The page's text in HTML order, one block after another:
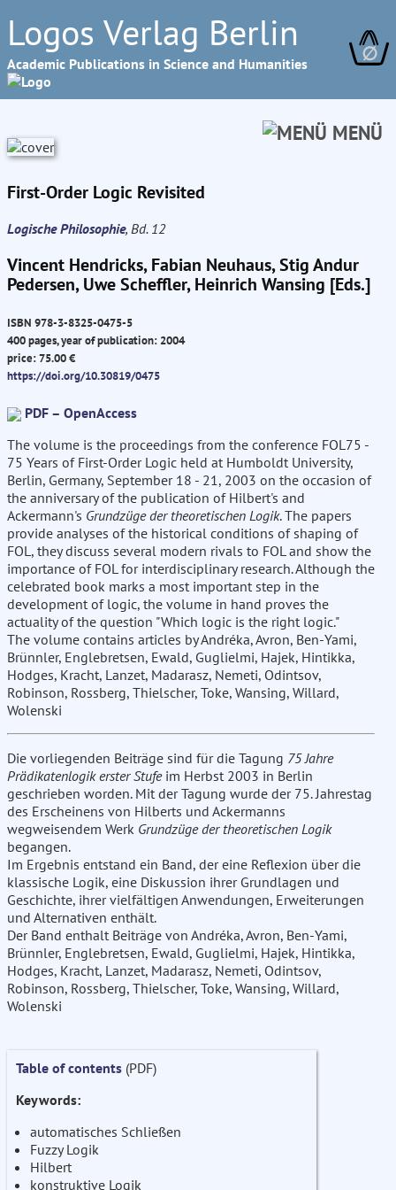
Logos Verlag Berlin
Academic Publications in Science and Humanities ∅
MENÜ
First-Order Logic Revisited
Logische Philosophie, Bd. 12
Vincent Hendricks, Fabian Neuhaus, Stig Andur
Pedersen, Uwe Scheffler, Heinrich Wansing [Eds.]
ISBN 978-3-8325-0475-5
400 pages, year of publication: 2004
price: 75.00 €
https://doi.org/10.30819/0475
PDF – OpenAccess
The volume is the proceedings from the conference FOL75 -
75 Years of First-Order Logic held at Humboldt University,
Berlin, Germany, September 18 - 21, 2003 on the occasion of
the anniversary of the publication of Hilbert's and
Ackermann's Grundzüge der theoretischen Logik. The papers
provide analyses of the historical conditions of shaping of
FOL, they discuss several modern rivals to FOL and show the
importance of FOL for interdisciplinary research. Although the
celebrated book marks a most important step in the
development of logic, the volume in hand proves the
actuality of the question "Which logic is the right logic."
The volume contains articles by Andréka, Avron, Ben-Yami,
Brünnler, Englebretsen, Ewald, Guglielmi, Hajek, Hintikka,
Hodges, Kracht, Lanzet, Madarasz, Nemeti, Odintsov,
Robinson, Rossberg, Thielscher, Toke, Wansing, Willard,
Wolenski
Die vorliegenden Beiträge sind für die Tagung 75 Jahre
Prädikatenlogik erster Stufeim Herbst 2003 in Berlin
geschrieben worden. Mit der Tagung wurde der 75. Jahrestag
des Erscheinens von Hilberts und Ackermanns
wegweisendem Werk Grundzüge der theoretischen Logik
begangen.
Im Ergebnis entstand ein Band, der eine Reflexion über die
klassische Logik, eine Diskussion ihrer Grundlagen und
Geschichte, ihrer vielfältigen Anwendungen, Erweiterungen
und Alternativen enthält.
Der Band enthalt Beiträge von Andréka, Avron, Ben-Yami,
Brünnler, Englebretsen, Ewald, Guglielmi, Hajek, Hintikka,
Hodges, Kracht, Lanzet, Madarasz, Nemeti, Odintsov,
Robinson, Rossberg, Thielscher, Toke, Wansing, Willard,
Wolenski
Table of contents (PDF)
Keywords:
automatisches Schließen
Fuzzy Logik
Hilbert
konstruktive Logik